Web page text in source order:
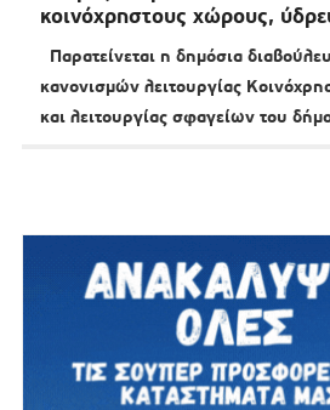
κοινόχρηστους χώρους,
Παρατείνεται η δημόσια
κανονισμών λειτουργίας
και λειτουργίας σφαγείων του